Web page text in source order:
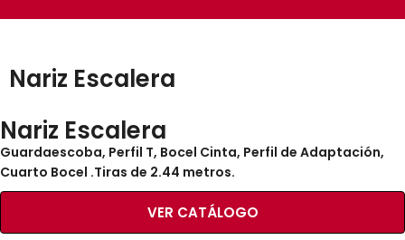
Nariz Escalera
Nariz Escalera
Guardaescoba, Perfil T, Bocel Cinta, Perfil de Adaptación,
Cuarto Bocel .Tiras de 2.44 metros.
VER CATÁLOGO